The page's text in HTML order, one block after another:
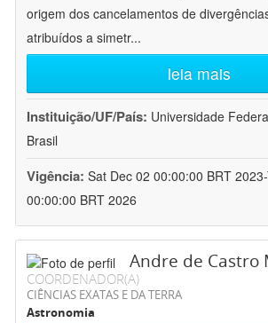
origem dos cancelamentos de
atribuídos a simetr...
leia mais
Instituição/UF/País: Universidade
Brasil
Vigência: Sat Dec 02 00:00:00 BRT
00:00:00 BRT 2026
Andre de Castro
COORDENADOR(A)
CIÊNCIAS EXATAS E DA TERRA
Astronomia